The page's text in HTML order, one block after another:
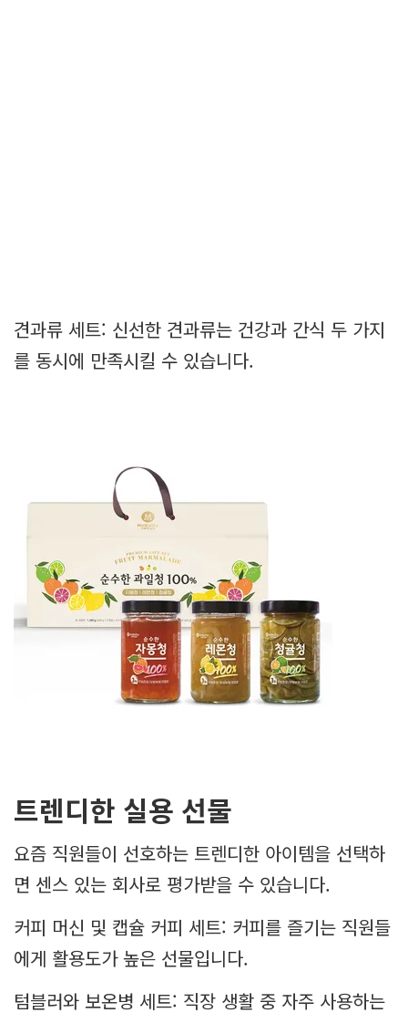
견과류 세트: 신선한 견과류는 건강과 간식 두 가지
를 동시에 만족시킬 수 있습니다.
트렌디한 실용 선물
요즘 직원들이 선호하는 트렌디한 아이템을 선택하
면 센스 있는 회사로 평가받을 수 있습니다.
커피 머신 및 캡슐 커피 세트: 커피를 즐기는 직원들
에게 활용도가 높은 선물입니다.
텀블러와 보온병 세트: 직장 생활 중 자주 사용하는